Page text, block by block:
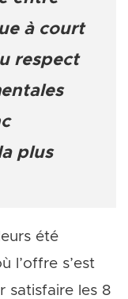
à court
respect
plus
été
l’offre s’est
satisfaire les 8